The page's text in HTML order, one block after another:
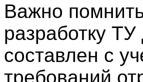
Важно
разработку
составлен с
требований